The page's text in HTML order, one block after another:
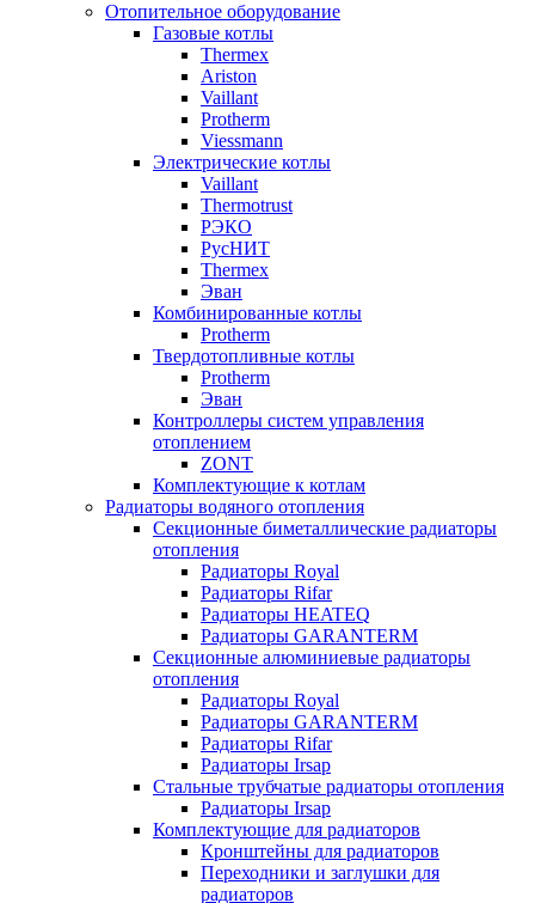
Отопительное оборудование
Газовые котлы
Thermex
Ariston
Vaillant
Protherm
Viessmann
Электрические котлы
Vaillant
Thermotrust
РЭКО
РусНИТ
Thermex
Эван
Комбинированные котлы
Protherm
Твердотопливные котлы
Protherm
Эван
Контроллеры систем управления
отоплением
ZONT
Комплектующие к котлам
Радиаторы водяного отопления
Секционные биметаллические радиаторы
отопления
Радиаторы Royal
Радиаторы Rifar
Радиаторы HEATEQ
Радиаторы GARANTERM
Секционные алюминиевые радиаторы
отопления
Радиаторы Royal
Радиаторы GARANTERM
Радиаторы Rifar
Радиаторы Irsap
Стальные трубчатые радиаторы отопления
Радиаторы Irsap
Комплектующие для радиаторов
Кронштейны для радиаторов
Переходники и заглушки для
радиаторов